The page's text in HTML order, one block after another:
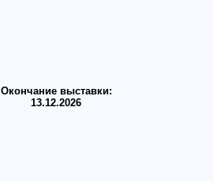
Окончание выставки:
13.12.2026